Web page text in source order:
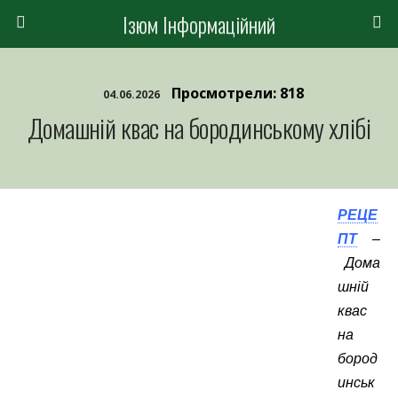
Ізюм Інформаційний
04.06.2026 Просмотрели: 818
Домашній квас на бородинському хлібі
РЕЦЕ
ПТ–
Дома
шній
квас
на
бород
инськ